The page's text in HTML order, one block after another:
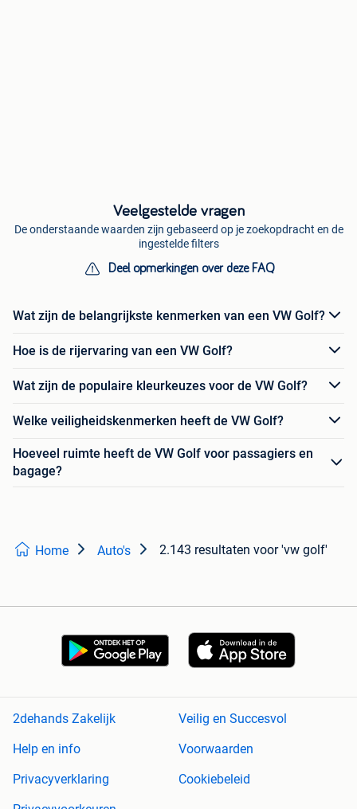
Veelgestelde vragen
De onderstaande waarden zijn gebaseerd op je zoekopdracht en de
ingestelde filters
Deel opmerkingen over deze FAQ
Wat zijn de belangrijkste kenmerken van een VW Golf?
Hoe is de rijervaring van een VW Golf?
Wat zijn de populaire kleurkeuzes voor de VW Golf?
Welke veiligheidskenmerken heeft de VW Golf?
Hoeveel ruimte heeft de VW Golf voor passagiers en
bagage?
Home Auto's 2.143 resultaten voor 'vw golf'
2dehands Zakelijk
Veilig en Succesvol
Help en info
Voorwaarden
Privacyverklaring
Cookiebeleid